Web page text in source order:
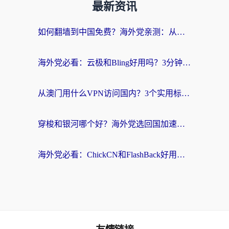
最新资讯
如何翻墙到中国免费？海外党亲测：从踩坑到选对加速器的全攻略
海外党必看：云极和Bling好用吗？3分钟教你选对回国加速器
从澳门用什么VPN访问国内？3个实用标准帮你避开坑，无缝刷剧听歌
穿梭和银河哪个好？海外党选回国加速器的避坑指南，附番茄加速器实测体验
海外党必看：ChickCN和FlashBack好用吗？3招教你选对回国加速器（附云极、HomeCN、斧牛vs艾果对比）